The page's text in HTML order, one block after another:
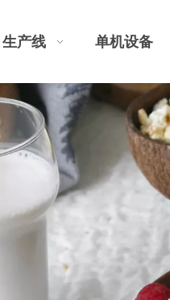
生产线 单机设备